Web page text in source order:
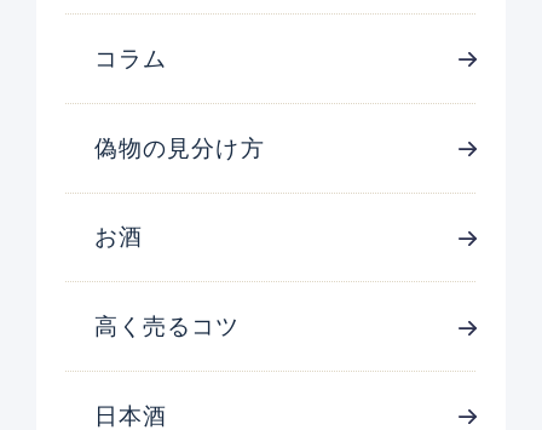
コラム
偽物の見分け方
お酒
高く売るコツ
日本酒